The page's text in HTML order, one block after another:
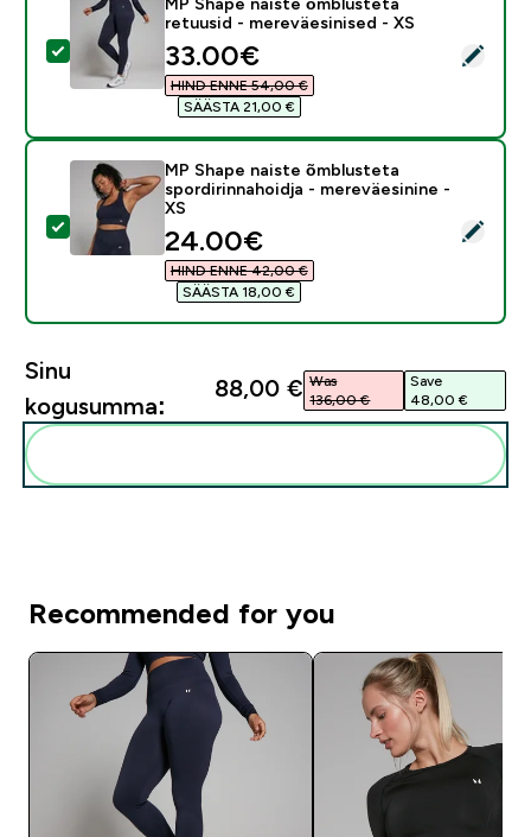
Vali see toode - MP Shape naiste õmblusteta
retuusid - mereväesinised - XS
discounted price
33.00€‎
HIND ENNE 54,00 €‎
SÄÄSTA 21,00 €‎
Vali see toode - MP Shape naiste õmblusteta
MP Shape naiste õmblusteta
spordirinnahoidja - mereväesinine -
XS
discounted price
24.00€‎
HIND ENNE 42,00 €‎
SÄÄSTA 18,00 €‎
Sinu
kogusumma:
88,00 €‎ Was
136,00 €‎
Save
48,00 €‎
Recommended for you